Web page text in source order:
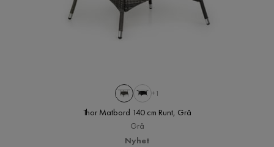
+1
Thor Matbord 140 cm Runt, Grå
Grå
Nyhet